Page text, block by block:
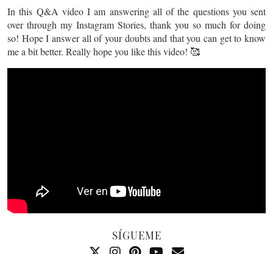
In this Q&A video I am answering all of the questions you sent
over through my Instagram Stories, thank you so much for doing
so! Hope I answer all of your doubts and that you can get to know
me a bit better. Really hope you like this video! 🥰
SÍGUEME